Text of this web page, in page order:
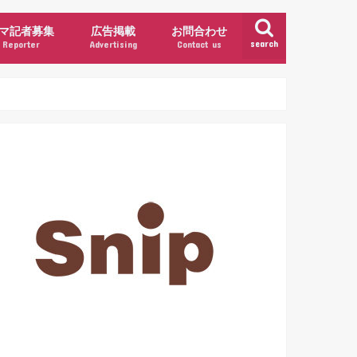
search
記者募集
Reporter
広告掲載
Advertising
お問合わせ
Contact us